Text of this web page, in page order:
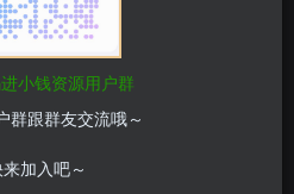
一个。
供技术支持，介意勿下！！
小钱资源用户群
群跟群友交流哦～